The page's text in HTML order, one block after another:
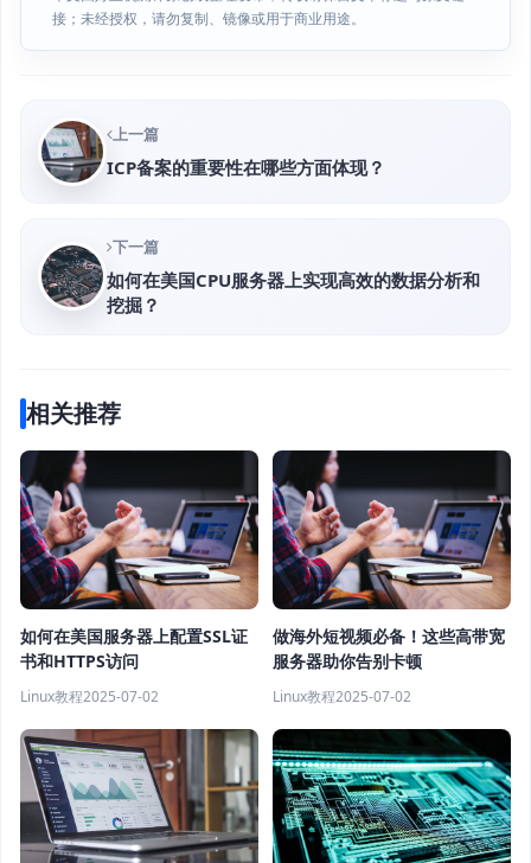
接；未经授权，请勿复制、镜像或用于商业用途。
上一篇
ICP备案的重要性在哪些方面体现？
下一篇
如何在美国CPU服务器上实现高效的数据分析和
挖掘？
相关推荐
如何在美国服务器上配置SSL证
书和HTTPS访问
Linux教程2025-07-02
做海外短视频必备！这些高带宽
服务器助你告别卡顿
Linux教程2025-07-02